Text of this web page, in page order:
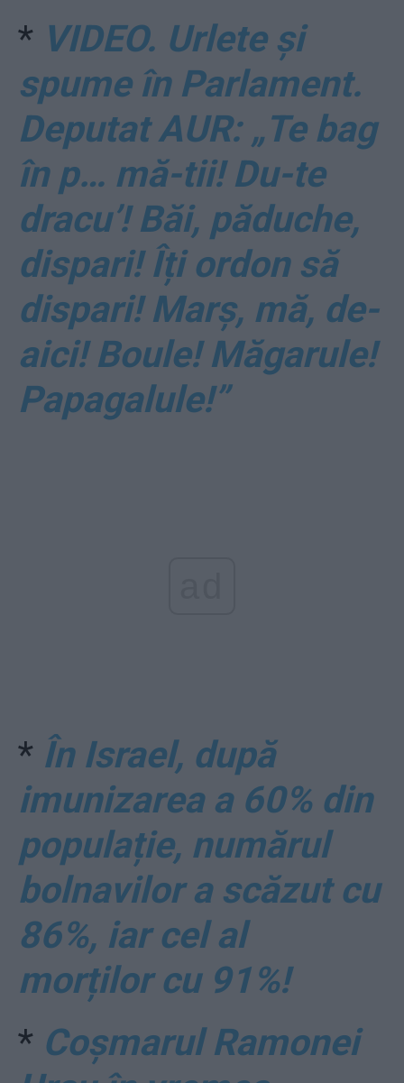
* VIDEO. Urlete și
spume în Parlament.
Deputat AUR: „Te bag
în p… mă-tii! Du-te
dracu’! Băi, păduche,
dispari! Îți ordon să
dispari! Marș, mă, de-
aici! Boule! Măgarule!
Papagalule!”
* În Israel, după
imunizarea a 60% din
populație, numărul
bolnavilor a scăzut cu
86%, iar cel al
morților cu 91%!
* Coșmarul Ramonei